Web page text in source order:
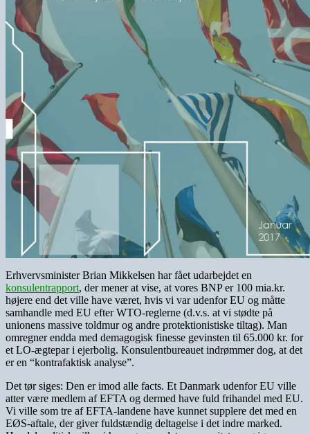
Erhvervsminister Brian Mikkelsen har fået udarbejdet en
konsulentrapport, der mener at vise, at vores BNP er 100 mia.kr.
højere end det ville have været, hvis vi var udenfor EU og måtte
samhandle med EU efter WTO-reglerne (d.v.s. at vi stødte på
unionens massive toldmur og andre protektionistiske tiltag). Man
omregner endda med demagogisk finesse gevinsten til 65.000 kr. for
et LO-ægtepar i ejerbolig. Konsulentbureauet indrømmer dog, at det
er en “kontrafaktisk analyse”.
Det tør siges: Den er imod alle facts. Et Danmark udenfor EU ville
atter være medlem af EFTA og dermed have fuld frihandel med EU.
Vi ville som tre af EFTA-landene have kunnet supplere det med en
EØS-aftale, der giver fuldstændig deltagelse i det indre marked.